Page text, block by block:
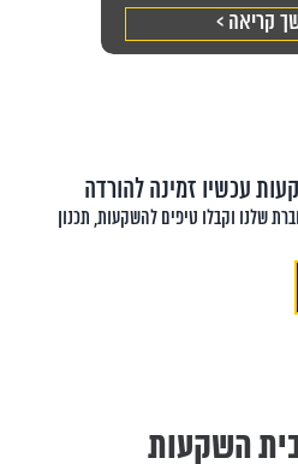
מדיניות הפרטיותשל האתר, ומסכים/ה
בפנייתי (חובה)
קריאה >
עכשיו זמינה להורדה
שלנו וקבלו טיפים להשקעות, תכנון
בית השקעות